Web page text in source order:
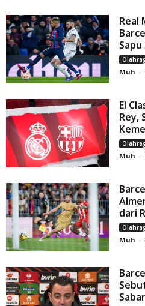
Real
Sapu
Muh -
El
Rey,
Muh -
dari
Muh -
Sabar